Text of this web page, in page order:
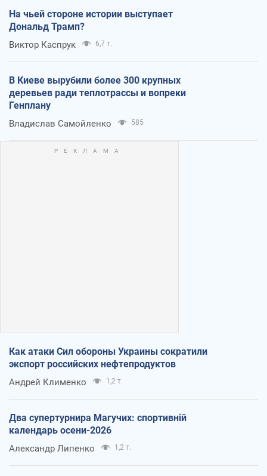
На чьей стороне истории выступает
Дональд Трамп?
Виктор Каспрук 6,7 т.
В Киеве вырубили более 300 крупных
деревьев ради теплотрассы и вопреки
Генплану
Владислав Самойленко 585
Как атаки Сил обороны Украины сократили
экспорт российских нефтепродуктов
Андрей Клименко 1,2 т.
Два супертурнира Магучих: спортивній
календарь осени-2026
Александр Липенко 1,2 т.